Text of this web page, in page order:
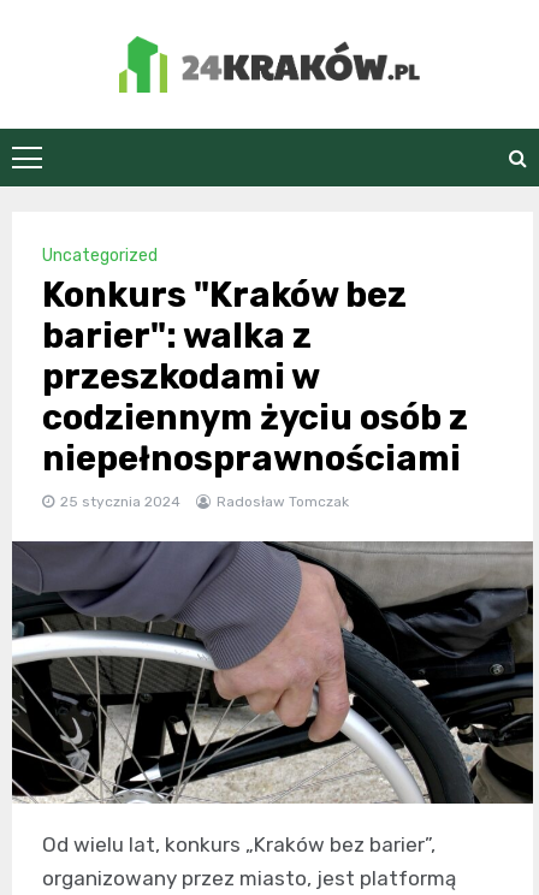
24Kraków.pl
Uncategorized
Konkurs "Kraków bez
barier": walka z
przeszkodami w
codziennym życiu osób z
niepełnosprawnościami
25 stycznia 2024 Radosław Tomczak
Od wielu lat, konkurs „Kraków bez barier”,
organizowany przez miasto, jest platformą